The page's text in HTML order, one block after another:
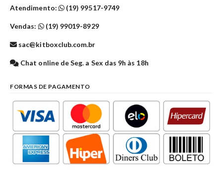
Atendimento: (19) 99517-9749
Vendas: (19) 99019-8929
sac@kitboxclub.com.br
Chat online de Seg. a Sex das 9h às 18h
FORMAS DE PAGAMENTO